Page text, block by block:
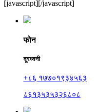
[javascript][/javascript]
फोन
दूरध्वनी
+८६ १७७०१९३४५६३
८६१३५३५३२६८०८